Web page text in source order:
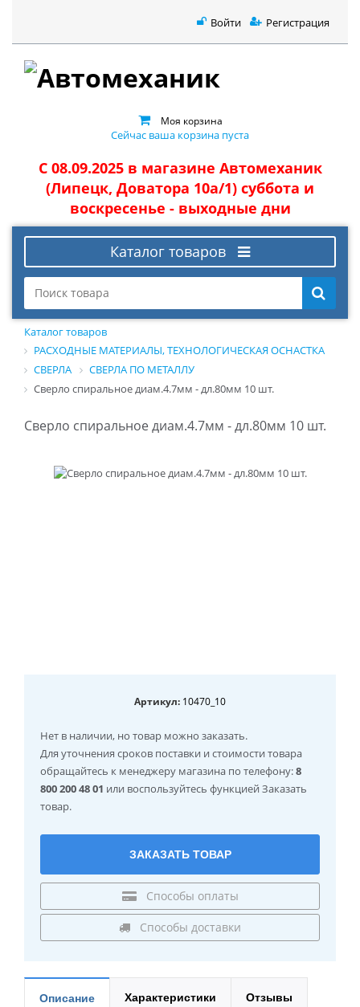
Войти Регистрация
Моя корзина
Сейчас ваша корзина пуста
С 08.09.2025 в магазине Автомеханик
(Липецк, Доватора 10а/1) суббота и
воскресенье - выходные дни
Каталог товаров
Каталог товаров
РАСХОДНЫЕ МАТЕРИАЛЫ, ТЕХНОЛОГИЧЕСКАЯ ОСНАСТКА
СВЕРЛА
СВЕРЛА ПО МЕТАЛЛУ
Сверло спиральное диам.4.7мм - дл.80мм 10 шт.
Сверло спиральное диам.4.7мм - дл.80мм 10 шт.
Артикул: 10470_10
Нет в наличии, но товар можно заказать.
Для уточнения сроков поставки и стоимости товара
обращайтесь к менеджеру магазина по телефону:8
800 200 48 01 или воспользуйтесь функцией Заказать
товар.
ЗАКАЗАТЬ ТОВАР
Способы оплаты
Способы доставки
Описание Характеристики Отзывы